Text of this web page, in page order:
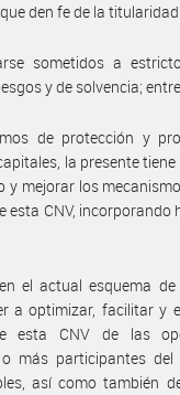
den fe de la
sometidos a
y de solvencia;
de protección y
la presente
mejorar los
esta CNV, incorporando
el actual esquema de
a optimizar, facilitar y
esta CNV de las
más participantes del
así como también